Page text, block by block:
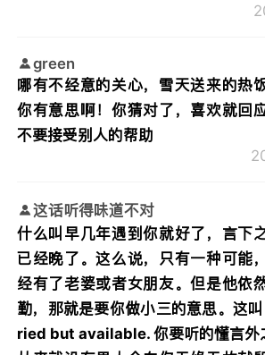
green
哪有不经意的关心，雪天送来的热
你有意思啊！你猜对了，喜欢就回
不要接受别人的帮助
这话听得味道不对
什么叫早几年遇到你就好了，言下
已经晚了。这么说，只有一种可能
经有了老婆或者女朋友。但是他依
勤，那就是要你做小三的意思。这
ried but available. 你要听的懂言外